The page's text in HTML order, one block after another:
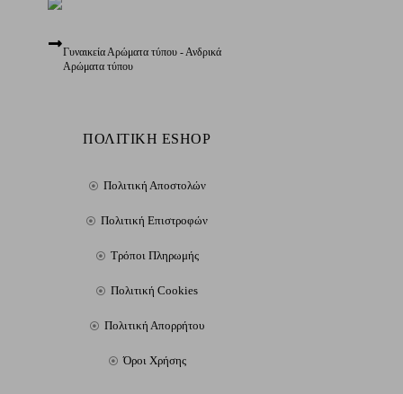
Γυναικεία Αρώματα τύπου - Ανδρικά
Αρώματα τύπου
ΠΟΛΙΤΙΚΗ ESHOP
Πολιτική Αποστολών
Πολιτική Επιστροφών
Τρόποι Πληρωμής
Πολιτική Cookies
Πολιτική Απορρήτου
Όροι Χρήσης